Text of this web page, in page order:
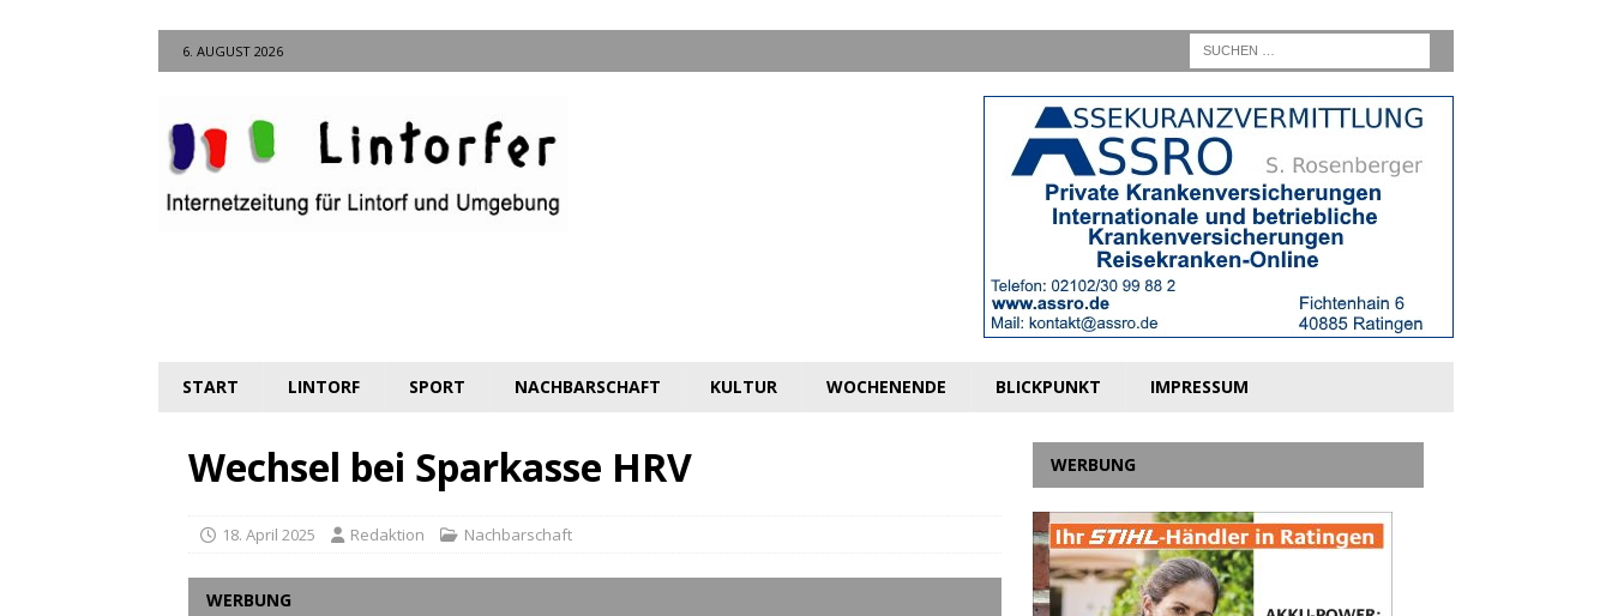
6. AUGUST 2026
START LINTORF SPORT NACHBARSCHAFT KULTUR WOCHENENDE BLICKPUNKT IMPRESSUM
Wechsel bei Sparkasse HRV
18. April 2025 Redaktion Nachbarschaft
WERBUNG
WERBUNG